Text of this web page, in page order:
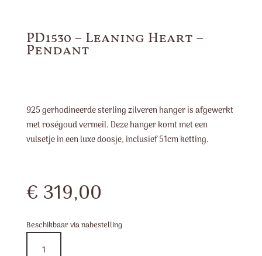
PD1530 – Leaning Heart –
Pendant
925 gerhodineerde sterling zilveren hanger is afgewerkt
met roségoud vermeil. Deze hanger komt met een
vulsetje in een luxe doosje, inclusief 51cm ketting.
€ 319,00
Beschikbaar via nabestelling